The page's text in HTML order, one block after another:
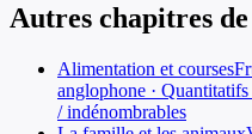
Autres chapitres de
Alimentation et courses
anglophone ·
/ indénombrables